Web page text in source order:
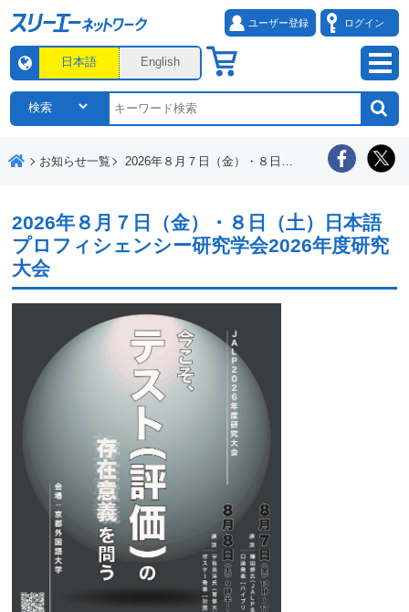
ユーザー登録 ログイン
日本語 English
お知らせ一覧 2026年８月７日（金）・８日（土）日本語プロフィシェンシー研究学会2026年度研究大会
2026年８月７日（金）・８日（土）日本語
プロフィシェンシー研究学会2026年度研究
大会